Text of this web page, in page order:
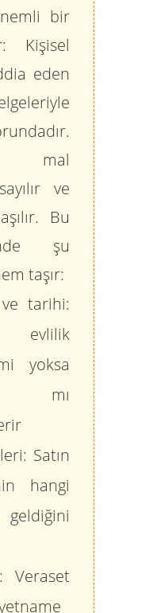
bir
Kişisel
eden
mal
ve
Bu
şu
taşır:
tarihi:
evlilik
yoksa
mı
Satın
hangi
Veraset